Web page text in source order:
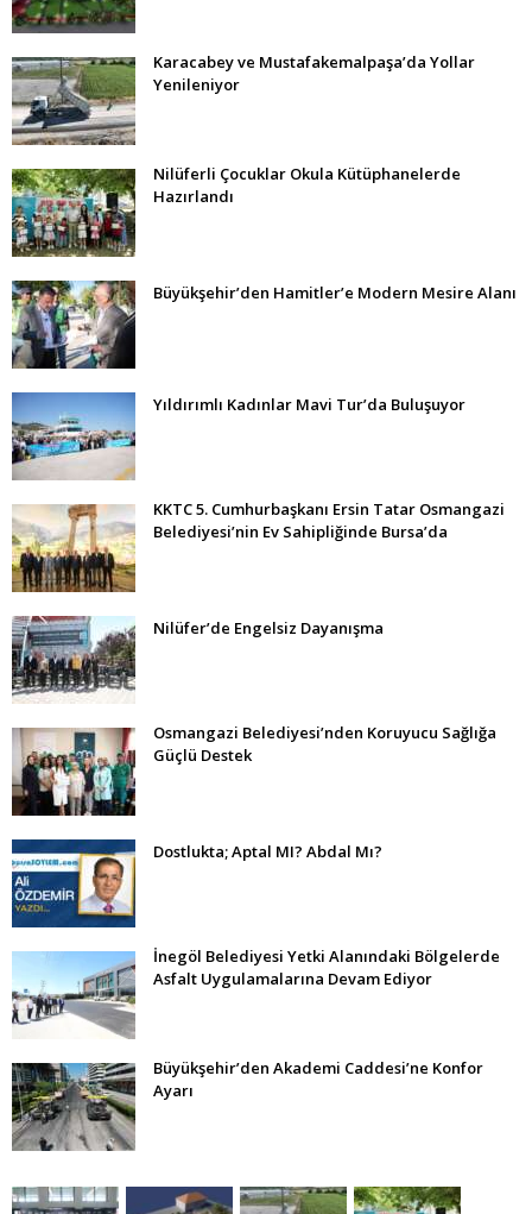
Karacabey ve Mustafakemalpaşa’da Yollar
Yenileniyor
Nilüferli Çocuklar Okula Kütüphanelerde
Hazırlandı
Büyükşehir’den Hamitler’e Modern Mesire Alanı
Yıldırımlı Kadınlar Mavi Tur’da Buluşuyor
KKTC 5. Cumhurbaşkanı Ersin Tatar Osmangazi
Belediyesi’nin Ev Sahipliğinde Bursa’da
Nilüfer’de Engelsiz Dayanışma
Osmangazi Belediyesi’nden Koruyucu Sağlığa
Güçlü Destek
Dostlukta; Aptal MI? Abdal Mı?
İnegöl Belediyesi Yetki Alanındaki Bölgelerde
Asfalt Uygulamalarına Devam Ediyor
Büyükşehir’den Akademi Caddesi’ne Konfor
Ayarı